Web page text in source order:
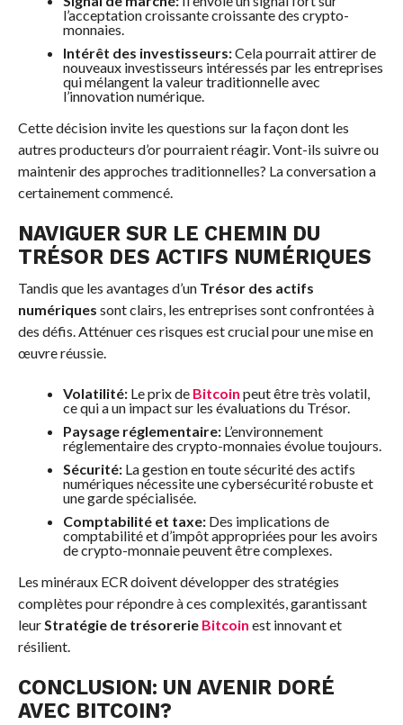
l’acceptation croissante croissante des crypto-
monnaies.
Intérêt des investisseurs:Cela pourrait attirer de
nouveaux investisseurs intéressés par les entreprises
qui mélangent la valeur traditionnelle avec
l’innovation numérique.
Cette décision invite les questions sur la façon dont les
autres producteurs d’or pourraient réagir. Vont-ils suivre ou
maintenir des approches traditionnelles? La conversation a
certainement commencé.
NAVIGUER SUR LE CHEMIN DU
TRÉSOR DES ACTIFS NUMÉRIQUES
Tandis que les avantages d’un Trésor des actifs
numériques sont clairs, les entreprises sont confrontées à
des défis. Atténuer ces risques est crucial pour une mise en
œuvre réussie.
Volatilité:Le prix de Bitcoin peut être très volatil,
ce qui a un impact sur les évaluations du Trésor.
Paysage réglementaire:L’environnement
réglementaire des crypto-monnaies évolue toujours.
Sécurité:La gestion en toute sécurité des actifs
numériques nécessite une cybersécurité robuste et
une garde spécialisée.
Comptabilité et taxe:Des implications de
comptabilité et d’impôt appropriées pour les avoirs
de crypto-monnaie peuvent être complexes.
Les minéraux ECR doivent développer des stratégies
complètes pour répondre à ces complexités, garantissant
leur Stratégie de trésorerie Bitcoin est innovant et
résilient.
CONCLUSION: UN AVENIR DORÉ
AVEC BITCOIN?